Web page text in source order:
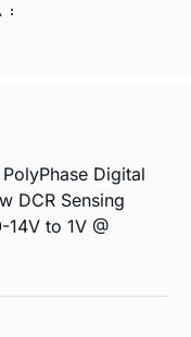
:
Digital
DCR Sensing
14V to 1V @